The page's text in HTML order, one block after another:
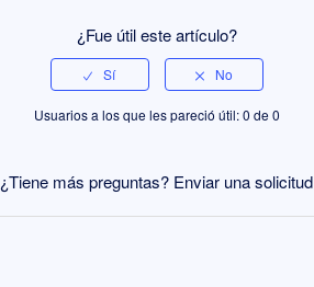
¿Fue útil este artículo?
Usuarios a los que les pareció útil: 0 de 0
¿Tiene más preguntas? Enviar una solicitud